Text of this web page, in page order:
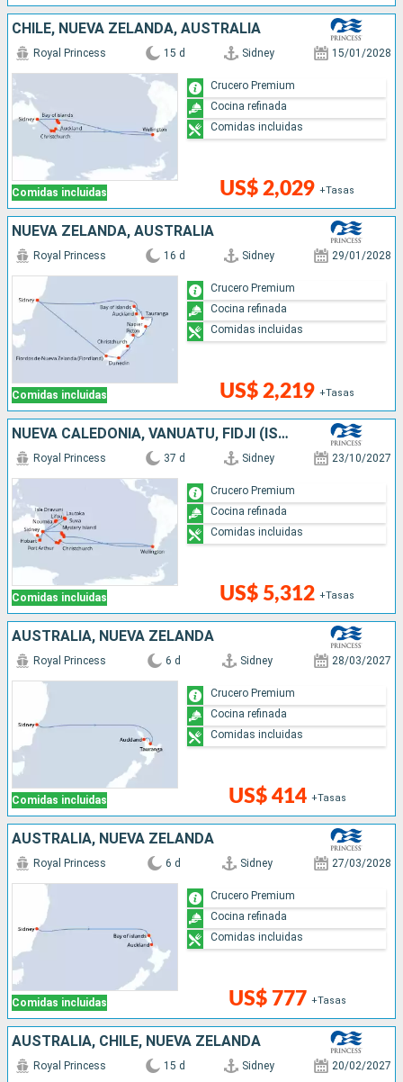
CHILE, NUEVA ZELANDA, AUSTRALIA
Comidas incluidas
Royal Princess 15 d Sidney 15/01/2028
US$ 2,029 +Tasas
Crucero Premium
Cocina refinada
Comidas incluidas
NUEVA ZELANDA, AUSTRALIA
Comidas incluidas
Royal Princess 16 d Sidney 29/01/2028
US$ 2,219 +Tasas
Crucero Premium
Cocina refinada
Comidas incluidas
NUEVA CALEDONIA, VANUATU, FIDJI (ISLAS), CHILE, NUEVA ZELANDA, AUSTRALIA
Comidas incluidas
Royal Princess 37 d Sidney 23/10/2027
US$ 5,312 +Tasas
Crucero Premium
Cocina refinada
Comidas incluidas
AUSTRALIA, NUEVA ZELANDA
Comidas incluidas
Royal Princess 6 d Sidney 28/03/2027
US$ 414 +Tasas
Crucero Premium
Cocina refinada
Comidas incluidas
AUSTRALIA, NUEVA ZELANDA
Comidas incluidas
Royal Princess 6 d Sidney 27/03/2028
US$ 777 +Tasas
Crucero Premium
Cocina refinada
Comidas incluidas
AUSTRALIA, CHILE, NUEVA ZELANDA
Royal Princess 15 d Sidney 20/02/2027